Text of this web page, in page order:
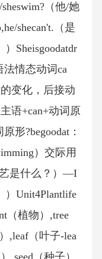
（他/她
shecan't.（是
Sheisgoodatdr
法情态动词ca
变化，后接动
语+can+动词原
形?begoodat：
）交际用
是什么？）—I
）Unit4Plantlife
（植物）,tree
,leaf（叶子-lea